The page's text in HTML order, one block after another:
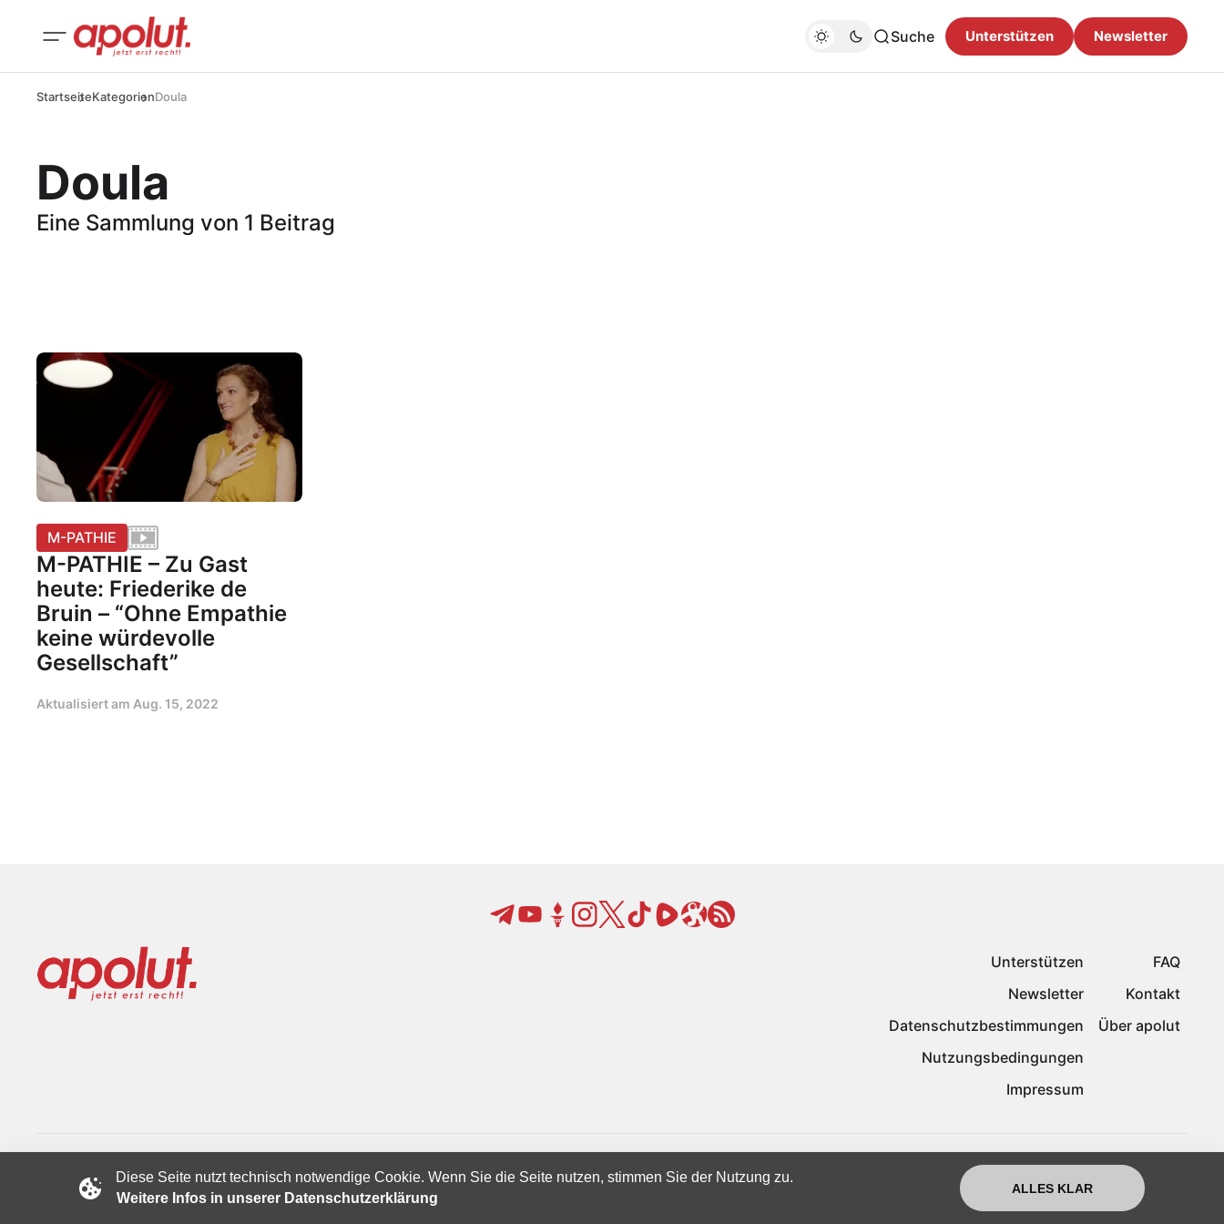
Suche Unterstützen Newsletter
StartseiteKategorienDoula
Doula
Eine Sammlung von 1 Beitrag
M-PATHIE
M-PATHIE – Zu Gast
heute: Friederike de
Bruin – “Ohne Empathie
keine würdevolle
Gesellschaft”
Aktualisiert am Aug. 15, 2022
Unterstützen
Newsletter
Datenschutzbestimmungen
Nutzungsbedingungen
Impressum
FAQ
Kontakt
Über apolut
Copyright © 2024 apolut | Jetzt erst recht!. Published apolut Creatives Ltd.
Diese Seite nutzt technisch notwendige Cookie. Wenn Sie die Seite nutzen, stimmen Sie der Nutzung zu.
Weitere Infos in unserer Datenschutzerklärung
ALLES KLAR